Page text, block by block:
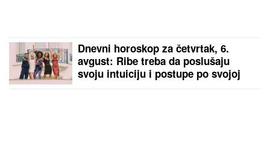
Dnevni horoskop za četvrtak, 6.
avgust: Ribe treba da poslušaju
svoju intuiciju i postupe po svojoj